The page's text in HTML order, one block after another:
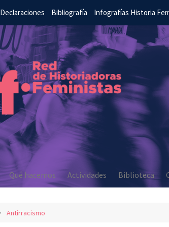
Declaraciones Bibliografía Infografías Historia
Qué hacemos Actividades Biblioteca
Antirracismo